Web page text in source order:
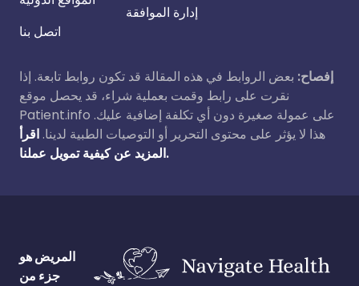
اتصل بنا
إدارة الموافقة
إفصاح: بعض الروابط في هذه المقالة قد تكون روابط تابعة. إذا
نقرت على رابط وقمت بعملية شراء، قد يحصل موقع
Patient.info على عمولة صغيرة دون أي تكلفة إضافية عليك.
هذا لا يؤثر على محتوى التحرير أو التوصيات الطبية لدينا. اقرأ
المزيد عن كيفية تمويل عملنا.
المريض هو
جزء من